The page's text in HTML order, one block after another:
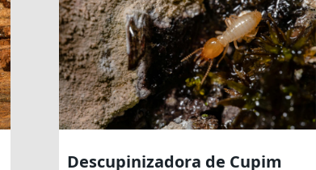
Descupinizadora de Cupim